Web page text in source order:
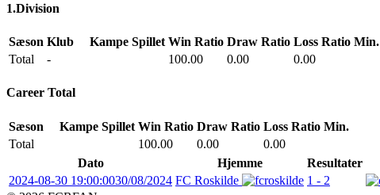
1.Division
Sæson Klub Kampe Spillet Win Ratio Draw Ratio Loss Ratio Min.
Total
- 100.00 0.00 0.00
Career Total
Sæson Kampe Spillet Win Ratio Draw Ratio Loss Ratio Min.
Total
100.00 0.00
0.00
Dato
Hjemme Resultater
2024-08-30 19:00:0030/08/2024 FC Roskilde 1 - 2